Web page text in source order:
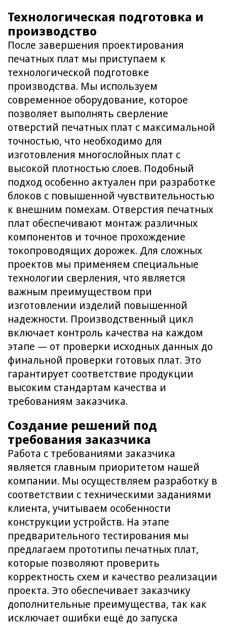
Технологическая подготовка и
производство
После завершения проектирования
печатных плат мы приступаем к
технологической подготовке
производства. Мы используем
современное оборудование, которое
позволяет выполнять сверление
отверстий печатных плат с максимальной
точностью, что необходимо для
изготовления многослойных плат с
высокой плотностью слоев. Подобный
подход особенно актуален при разработке
блоков с повышенной чувствительностью
к внешним помехам. Отверстия печатных
плат обеспечивают монтаж различных
компонентов и точное прохождение
токопроводящих дорожек. Для сложных
проектов мы применяем специальные
технологии сверления, что является
важным преимуществом при
изготовлении изделий повышенной
надежности. Производственный цикл
включает контроль качества на каждом
этапе — от проверки исходных данных до
финальной проверки готовых плат. Это
гарантирует соответствие продукции
высоким стандартам качества и
требованиям заказчика.
Создание решений под
требования заказчика
Работа с требованиями заказчика
является главным приоритетом нашей
компании. Мы осуществляем разработку в
соответствии с техническими заданиями
клиента, учитываем особенности
конструкции устройств. На этапе
предварительного тестирования мы
предлагаем прототипы печатных плат,
которые позволяют проверить
корректность схем и качество реализации
проекта. Это обеспечивает заказчику
дополнительные преимущества, так как
исключает ошибки ещё до запуска